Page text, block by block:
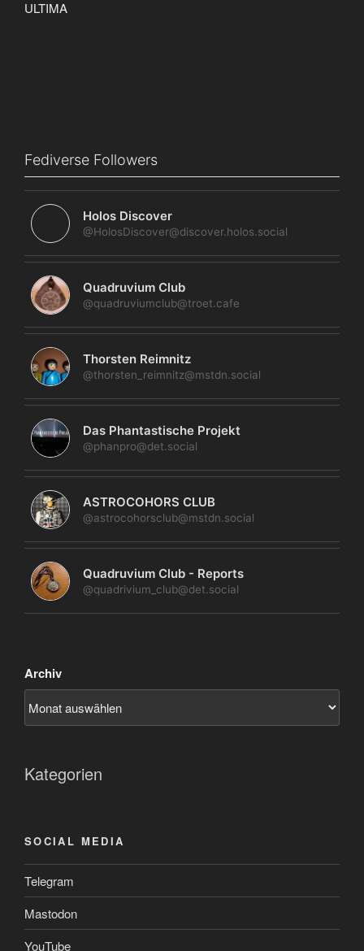
Fediverse Followers
Holos Discover
@HolosDiscover@discover.holos.social
Quadruvium Club
@quadruviumclub@troet.cafe
Thorsten Reimnitz
@thorsten_reimnitz@mstdn.social
Das Phantastische Projekt
@phanpro@det.social
ASTROCOHORS CLUB
@astrocohorsclub@mstdn.social
Quadruvium Club - Reports
@quadrivium_club@det.social
Archiv
Kategorien
SOCIAL MEDIA
Telegram
Mastodon
YouTube